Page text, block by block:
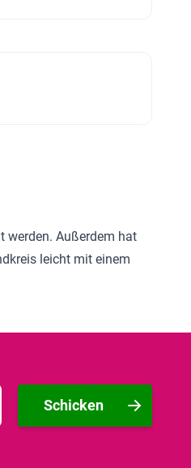
werden. Außerdem hat
leicht mit einem
Schicken